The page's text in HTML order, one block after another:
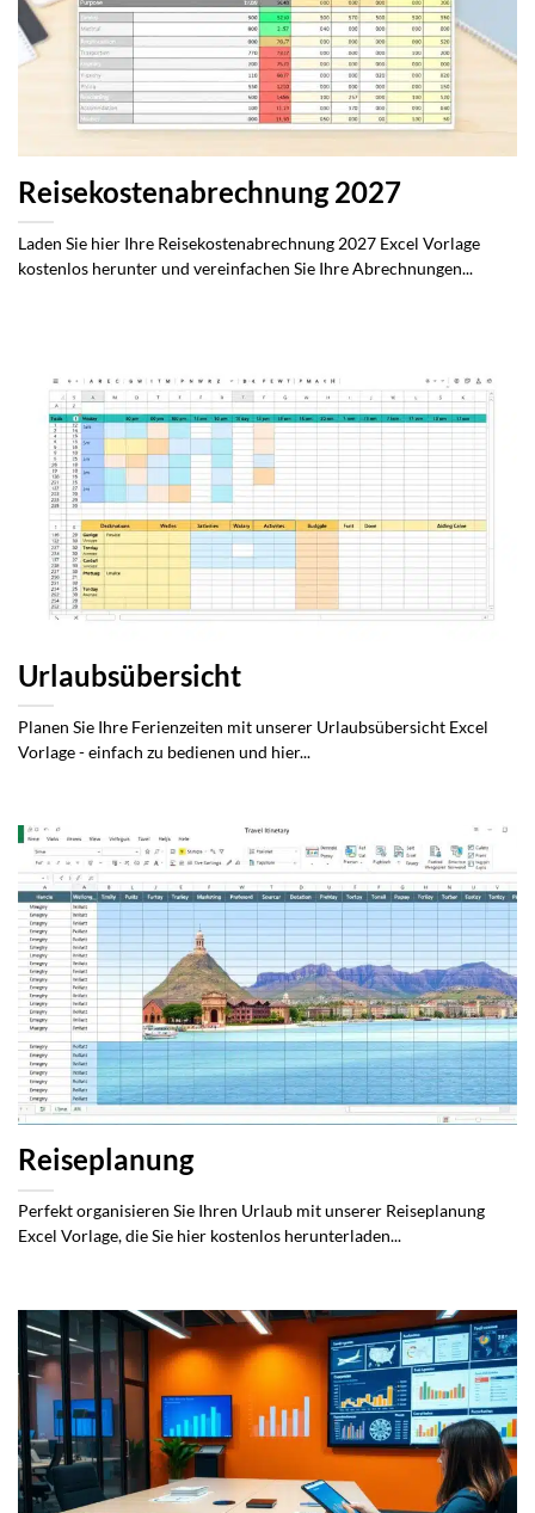
Reisekostenabrechnung 2027
Laden Sie hier Ihre Reisekostenabrechnung 2027 Excel Vorlage
kostenlos herunter und vereinfachen Sie Ihre Abrechnungen...
Urlaubsübersicht
Planen Sie Ihre Ferienzeiten mit unserer Urlaubsübersicht Excel
Vorlage - einfach zu bedienen und hier...
Reiseplanung
Perfekt organisieren Sie Ihren Urlaub mit unserer Reiseplanung
Excel Vorlage, die Sie hier kostenlos herunterladen...